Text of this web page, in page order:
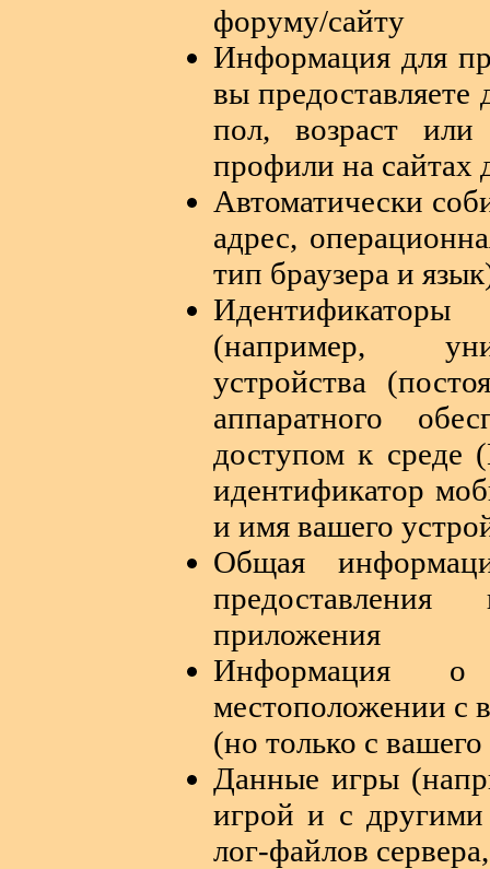
форуму/сайту
Информация для
вы
пол, возраст
профили на сайтах
Автоматически
адрес,
тип браузера и
(например,
устройства
аппаратного
доступом к среде
идентификатор
и имя вашего
Общая
приложения
Информация о
местоположении с
(но только с вашего
Данные игры
игрой и с
лог-файлов